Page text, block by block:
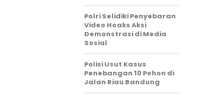
Polri Selidiki Penyebaran
Video Hoaks Aksi
Demonstrasi di Media
Sosial
Polisi Usut Kasus
Penebangan 10 Pohon di
Jalan Riau Bandung